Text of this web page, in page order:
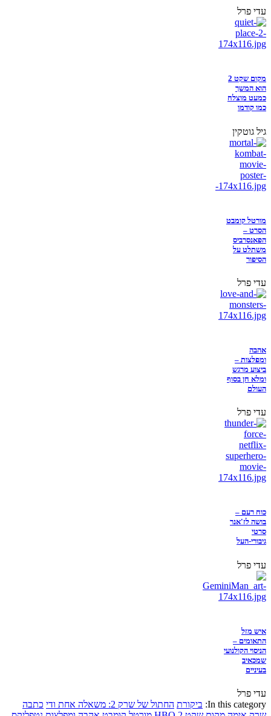
עדי פרל
מקום שקט 2
הוא המשך
כמעט מוצלח
כמו קודמו
גיל גוטקין
מורטל קומבט
הסרט –
הפאנסרביס
משתלט על
הסיפור
עדי פרל
אהבה
ומפלצות –
ביצוע מרגש
ומלא חן בסוף
העולם
עדי פרל
כוח רעם –
בושה לז'אנר
סרטי
גיבורי-העל
עדי פרל
איש מזל
התאומים –
הניסוי הקולנועי
שמכאיב
בעיניים
עדי פרל
In this category: ביקורת החתול של שרק 2: משאלה אחת ודי
כתבה